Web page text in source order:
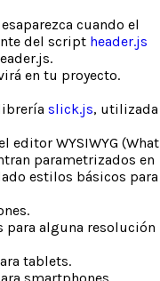
cuando el
del script header.js
en tu proyecto.
slick.js, utilizada
editor WYSIWYG (What
parametrizados en
estilos básicos para
para alguna resolución
tablets.